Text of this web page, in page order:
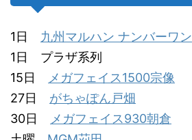
1日 九州マルハン ナンバーワン
1日 プラザ系列
15日
メガフェイス1500宗像
27日 がちゃぽん戸畑
30日
メガフェイス930朝倉